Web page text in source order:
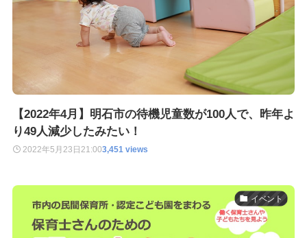
【2022年4月】明石市の待機児童数が100人で、昨年よ
り49人減少したみたい！
2022年5月23日 21:003,451 views
イベント